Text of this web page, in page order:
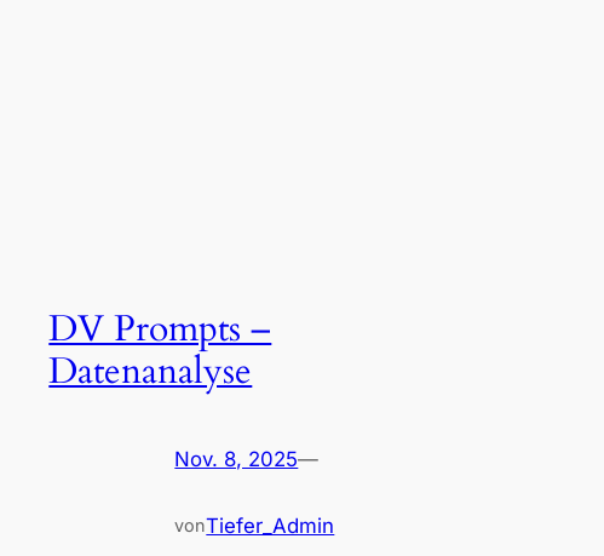
DV Prompts –
Datenanalyse
Nov. 8, 2025—
vonTiefer_Admin